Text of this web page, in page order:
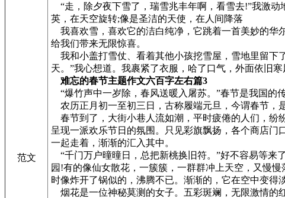
范文
“走，除夕夜下雪了，瑞雪兆丰年啊，看雪去!”我激
英，在天空旋转;像是圣洁的天使，在人间降落
我喜欢雪，喜欢它的洁白纯净，它跳着一首美妙的华
给我们带来无限惊喜。
我和小盖打雪仗、看着其他小孩挖雪屋，雪地里留下
天。”我心想道。我裹紧了衣服，哈了口气，外面依旧
难忘的春节主题作文六百字左右篇3
“爆竹声中一岁除，春风送暖入屠苏。”春节是我国的
农历正月初一至初三日，古称履端元旦，今谓春节，
春节到了，大街小巷人流如潮，平时疲倦的人们，纷
呈现一派欢乐节日的氛围。只见彩旗飘扬，各个商店
一起走着，渐渐的汇入其中。
“千门万户曈曈日，总把新桃换旧符。”好不容易等来
园!有的像仙女散花，一簇簇，一群群冲上天空，又慢
时像炸开了锅似的，沸腾不已。渐渐的，它在空中变得
烟花是一位神秘莫测的女子。五彩斑斓，无限激情的